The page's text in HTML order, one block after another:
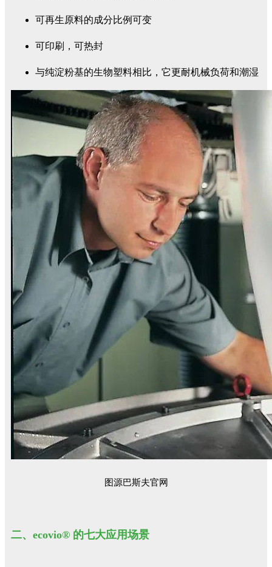
可再生原料的成分比例可变
可印刷，可热封
与纯淀粉基的生物塑料相比，它更耐机械负荷和潮湿
图源巴斯夫官网
二、ecovio® 的七大应用场景